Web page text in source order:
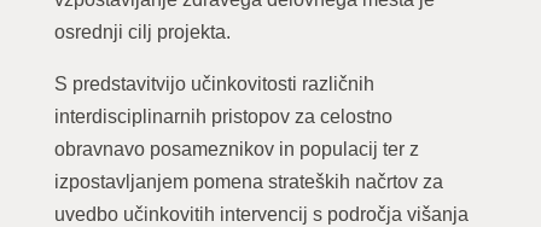
osrednji cilj projekta.
S predstavitvijo učinkovitosti različnih
interdisciplinarnih pristopov za celostno
obravnavo posameznikov in populacij ter z
izpostavljanjem pomena strateških načrtov za
uvedbo učinkovitih intervencij s področja višanja